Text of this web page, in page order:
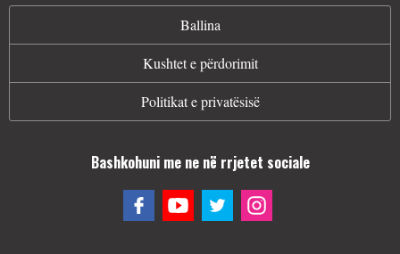
Ballina
Kushtet e përdorimit
Politikat e privatësisë
Bashkohuni me ne në rrjetet sociale